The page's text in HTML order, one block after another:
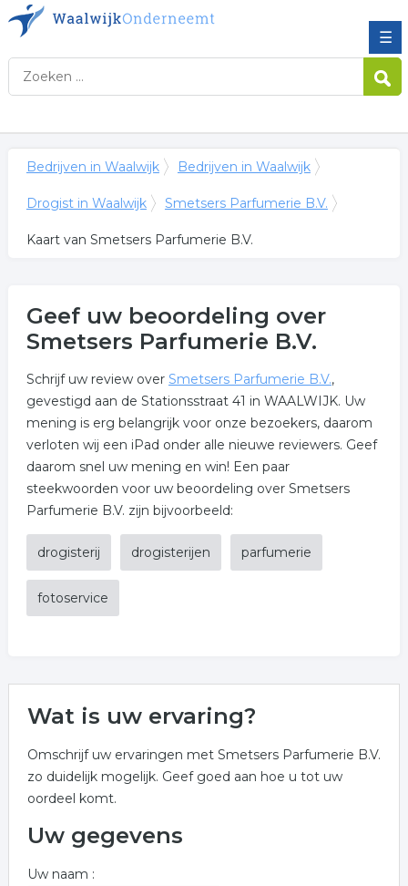
☰
Bedrijven in Waalwijk Bedrijven in Waalwijk
Drogist in Waalwijk Smetsers Parfumerie B.V.
Kaart van Smetsers Parfumerie B.V.
Geef uw beoordeling over
Smetsers Parfumerie B.V.
Schrijf uw review over Smetsers Parfumerie B.V.,
gevestigd aan de Stationsstraat 41 in WAALWIJK. Uw
mening is erg belangrijk voor onze bezoekers, daarom
verloten wij een iPad onder alle nieuwe reviewers. Geef
daarom snel uw mening en win! Een paar
steekwoorden voor uw beoordeling over Smetsers
Parfumerie B.V. zijn bijvoorbeeld:
drogisterij drogisterijen parfumerie
fotoservice
Wat is uw ervaring?
Omschrijf uw ervaringen met Smetsers Parfumerie B.V.
zo duidelijk mogelijk. Geef goed aan hoe u tot uw
oordeel komt.
Uw gegevens
Uw naam :